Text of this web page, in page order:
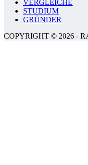
VERGLEICHE
STUDIUM
GRÜNDER
COPYRIGHT © 2026 -